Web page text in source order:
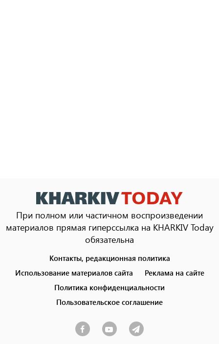
При полном или частичном воспроизведении
материалов прямая гиперссылка на KHARKIV Today
обязательна
menu
Контакты, редакционная политика
Использование материалов сайта
Реклама на сайте
Политика конфиденциальности
Пользовательское соглашение